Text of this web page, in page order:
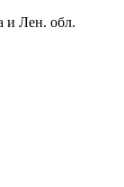
и Лен. обл.